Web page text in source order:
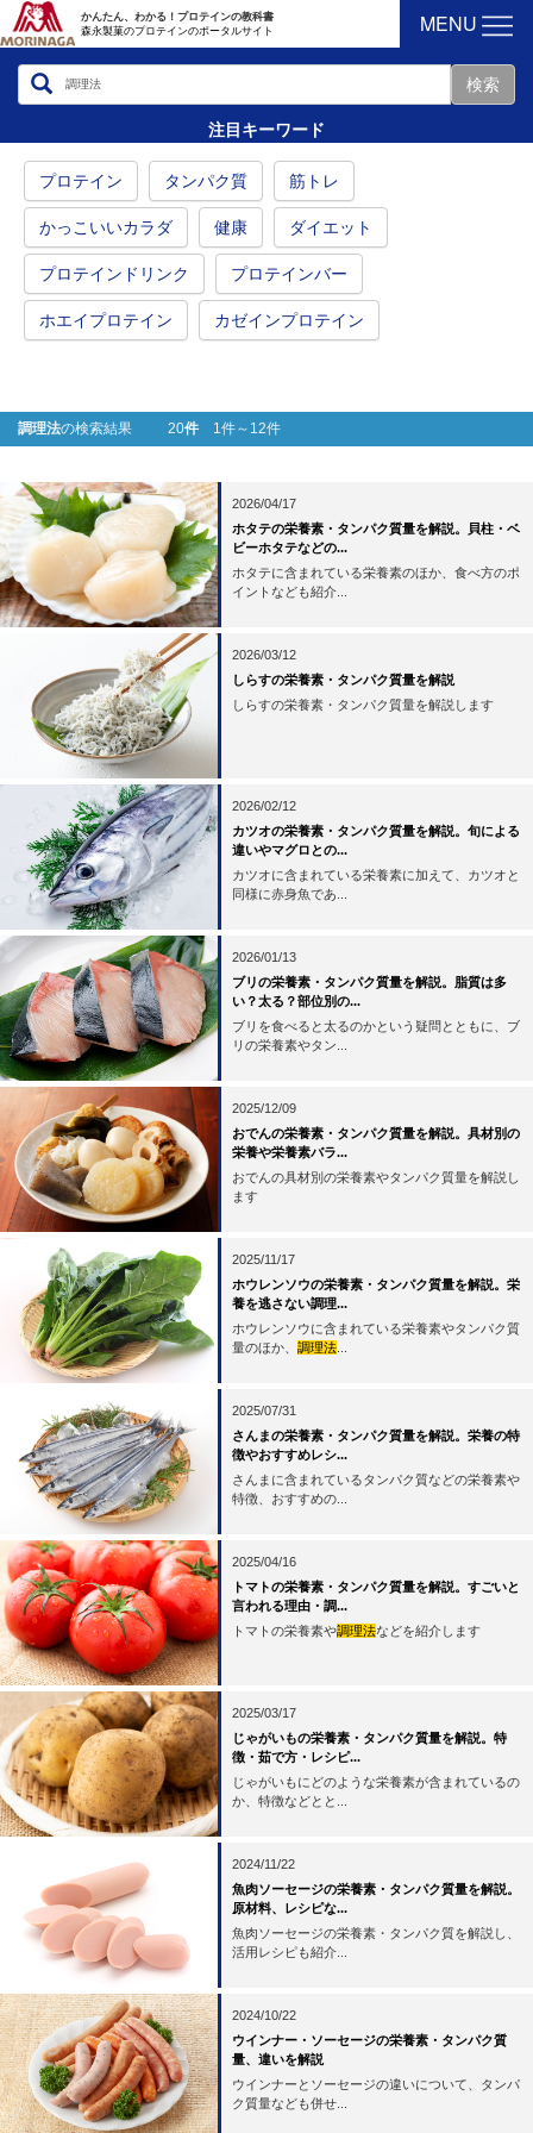
かんたん、わかる！プロテインの教科書
森永製菓のプロテインのポータルサイト
MENU
注目キーワード
プロテイン タンパク質 筋トレ
かっこいいカラダ 健康 ダイエット
プロテインドリンク プロテインバー
ホエイプロテイン カゼインプロテイン
調理法の検索結果 20件 1件～12件
2026/04/17
ホタテの栄養素・タンパク質量を解説。貝柱・ベ
ビーホタテなどの...
ホタテに含まれている栄養素のほか、食べ方のポ
イントなども紹介...
2026/03/12
しらすの栄養素・タンパク質量を解説
しらすの栄養素・タンパク質量を解説します
2026/02/12
カツオの栄養素・タンパク質量を解説。旬による
違いやマグロとの...
カツオに含まれている栄養素に加えて、カツオと
同様に赤身魚であ...
2026/01/13
ブリの栄養素・タンパク質量を解説。脂質は多
い？太る？部位別の...
ブリを食べると太るのかという疑問とともに、ブ
リの栄養素やタン...
2025/12/09
おでんの栄養素・タンパク質量を解説。具材別の
栄養や栄養素バラ...
おでんの具材別の栄養素やタンパク質量を解説し
ます
2025/11/17
ホウレンソウの栄養素・タンパク質量を解説。栄
養を逃さない調理...
ホウレンソウに含まれている栄養素やタンパク質
量のほか、 調理法
2025/07/31
さんまの栄養素・タンパク質量を解説。栄養の特
徴やおすすめレシ...
さんまに含まれているタンパク質などの栄養素や
特徴、おすすめの...
2025/04/16
トマトの栄養素・タンパク質量を解説。すごいと
言われる理由・調...
トマトの栄養素や調理法などを紹介します
2025/03/17
じゃがいもの栄養素・タンパク質量を解説。特
徴・茹で方・レシピ...
じゃがいもにどのような栄養素が含まれているの
か、特徴などとと...
2024/11/22
魚肉ソーセージの栄養素・タンパク質量を解説。
原材料、レシピな...
魚肉ソーセージの栄養素・タンパク質を解説し、
活用レシピも紹介...
2024/10/22
ウインナー・ソーセージの栄養素・タンパク質
量、違いを解説
ウインナーとソーセージの違いについて、タンパ
ク質量なども併せ...